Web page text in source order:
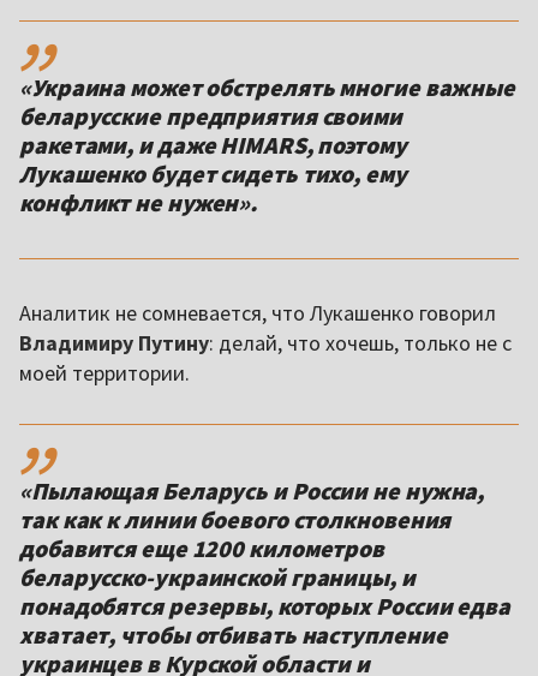
«Украина может обстрелять многие важные
беларусские предприятия своими
ракетами, и даже HIMARS, поэтому
Лукашенко будет сидеть тихо, ему
конфликт не нужен».
Аналитик не сомневается, что Лукашенко говорил
Владимиру Путину: делай, что хочешь, только не с
моей территории.
,,
«Пылающая Беларусь и России не нужна,
так как к линии боевого столкновения
добавится еще 1200 километров
беларусско-украинской границы, и
понадобятся резервы, которых России едва
хватает, чтобы отбивать наступление
украинцев в Курской области и